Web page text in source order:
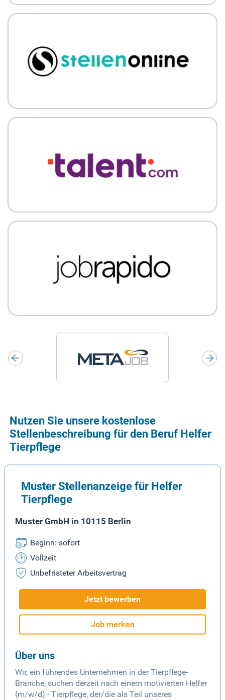
Nutzen Sie unsere kostenlose
Stellenbeschreibung für den Beruf Helfer
Tierpflege
Muster Stellenanzeige für Helfer
Tierpflege
Muster GmbH in 10115 Berlin
Beginn: sofort
Vollzeit
Unbefristeter Arbeitsvertrag
Jetzt bewerben
Job merken
Über uns
Wir, ein führendes Unternehmen in der Tierpflege-
Branche, suchen derzeit nach einem motivierten Helfer
(m/w/d) - Tierpflege, der/die als Teil unseres